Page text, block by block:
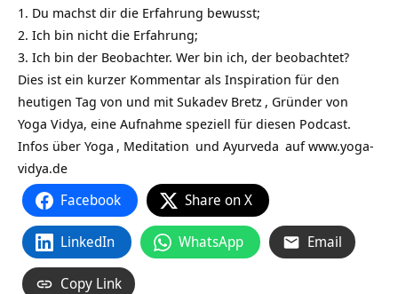
1. Du machst dir die Erfahrung bewusst;
2. Ich bin nicht die Erfahrung;
3. Ich bin der Beobachter. Wer bin ich, der beobachtet?
Dies ist ein kurzer Kommentar als Inspiration für den
heutigen Tag von und mit Sukadev Bretz , Gründer von
Yoga Vidya, eine Aufnahme speziell für diesen Podcast.
Infos über Yoga , Meditation und Ayurveda aufwww.yoga-
vidya.de
Facebook Share on X
LinkedIn WhatsApp Email
Copy Link